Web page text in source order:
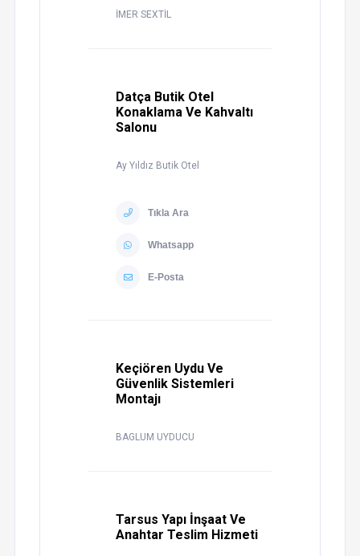
İMER SEXTİL
Datça Butik Otel
Konaklama Ve Kahvaltı
Salonu
Ay Yıldız Butik Otel
Tıkla Ara
Whatsapp
E-Posta
Keçiören Uydu Ve
Güvenlik Sistemleri
Montajı
BAGLUM UYDUCU
Tarsus Yapı İnşaat Ve
Anahtar Teslim Hizmeti